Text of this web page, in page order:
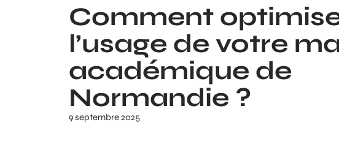
Comment
l’usage de votre
académique de
Normandie ?
9 septembre 2025